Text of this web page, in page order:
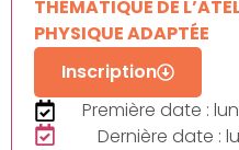
THÉMATIQUE DE
PHYSIQUE ADAPTÉE
Inscription
Première date :
Dernière date :